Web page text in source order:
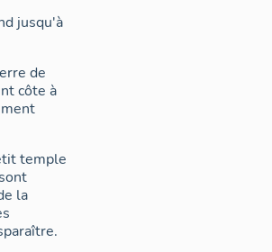
jusqu'à
de
côte à
temple
la